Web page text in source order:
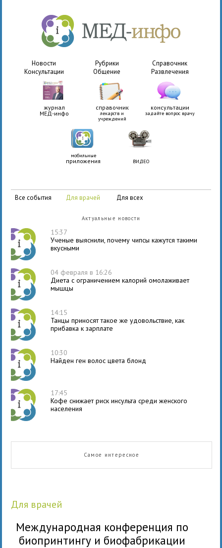
Новости Рубрики
Справочник
Консультации
Общение Развлечения
журнал
МЕД-инфо
справочник
лекарств и
учреждений
консультации
задайте вопрос врачу
мобильные
приложения ВИДЕО
все события для врачей для всех
Актуальные новости
15:37
Ученые выяснили, почему чипсы кажутся такими
вкусными
04 февраля в 16:26
Диета с ограничением калорий омолаживает
мышцы
14:15
Танцы приносят такое же удовольствие, как
прибавка к зарплате
10:30
Найден ген волос цвета блонд
17:45
Кофе снижает риск инсульта среди женского
населения
Самое интересное
для врачей
Международная конференция по
биопринтингу и биофабрикации